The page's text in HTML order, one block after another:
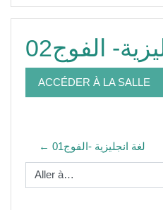
الفوج02
ACCÉDER À LA SALLE
← لغة انجليزية -الفوج01
Aller à…